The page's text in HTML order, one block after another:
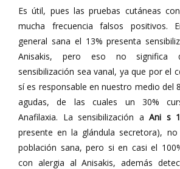
Es útil, pues las pruebas cutáneas
mucha frecuencia falsos positivos.
general sana el 13% presenta
Anisakis, pero eso no significa
sensibilización sea vanal, ya que por el
sí es responsable en nuestro medio del
agudas, de las cuales un 30%
Anafilaxia. La sensibilización a Ani s 1
presente en la glándula secretora),
población sana, pero si en casi el
con alergia al Anisakis, además